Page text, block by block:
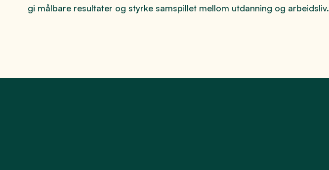
gi målbare resultater og styrke samspillet mellom utdanning og arbeidsliv.